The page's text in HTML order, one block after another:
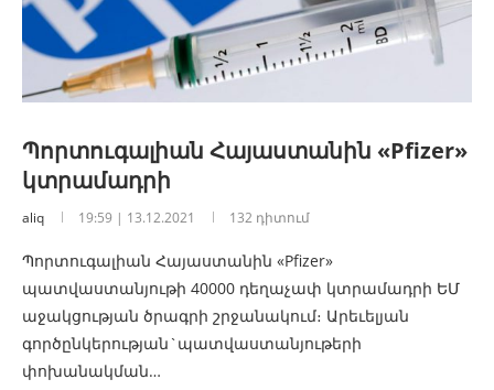
Պորտուգալիան Հայաստանին «Pfizer»
կտրամադրի
aliq 19:59 | 13.12.2021 132 դիտում
Պորտուգալիան Հայաստանին «Pfizer»
պատվաստանյութի 40000 դեղաչափ կտրամադրի ԵՄ
աջակցության ծրագրի շրջանակում։ Արեւելյան
գործընկերության`պատվաստանյութերի
փոխանակման…